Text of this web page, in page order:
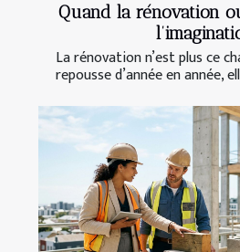
Quand la rénovation
La rénovation n’est plus ce
repousse d’année en année,